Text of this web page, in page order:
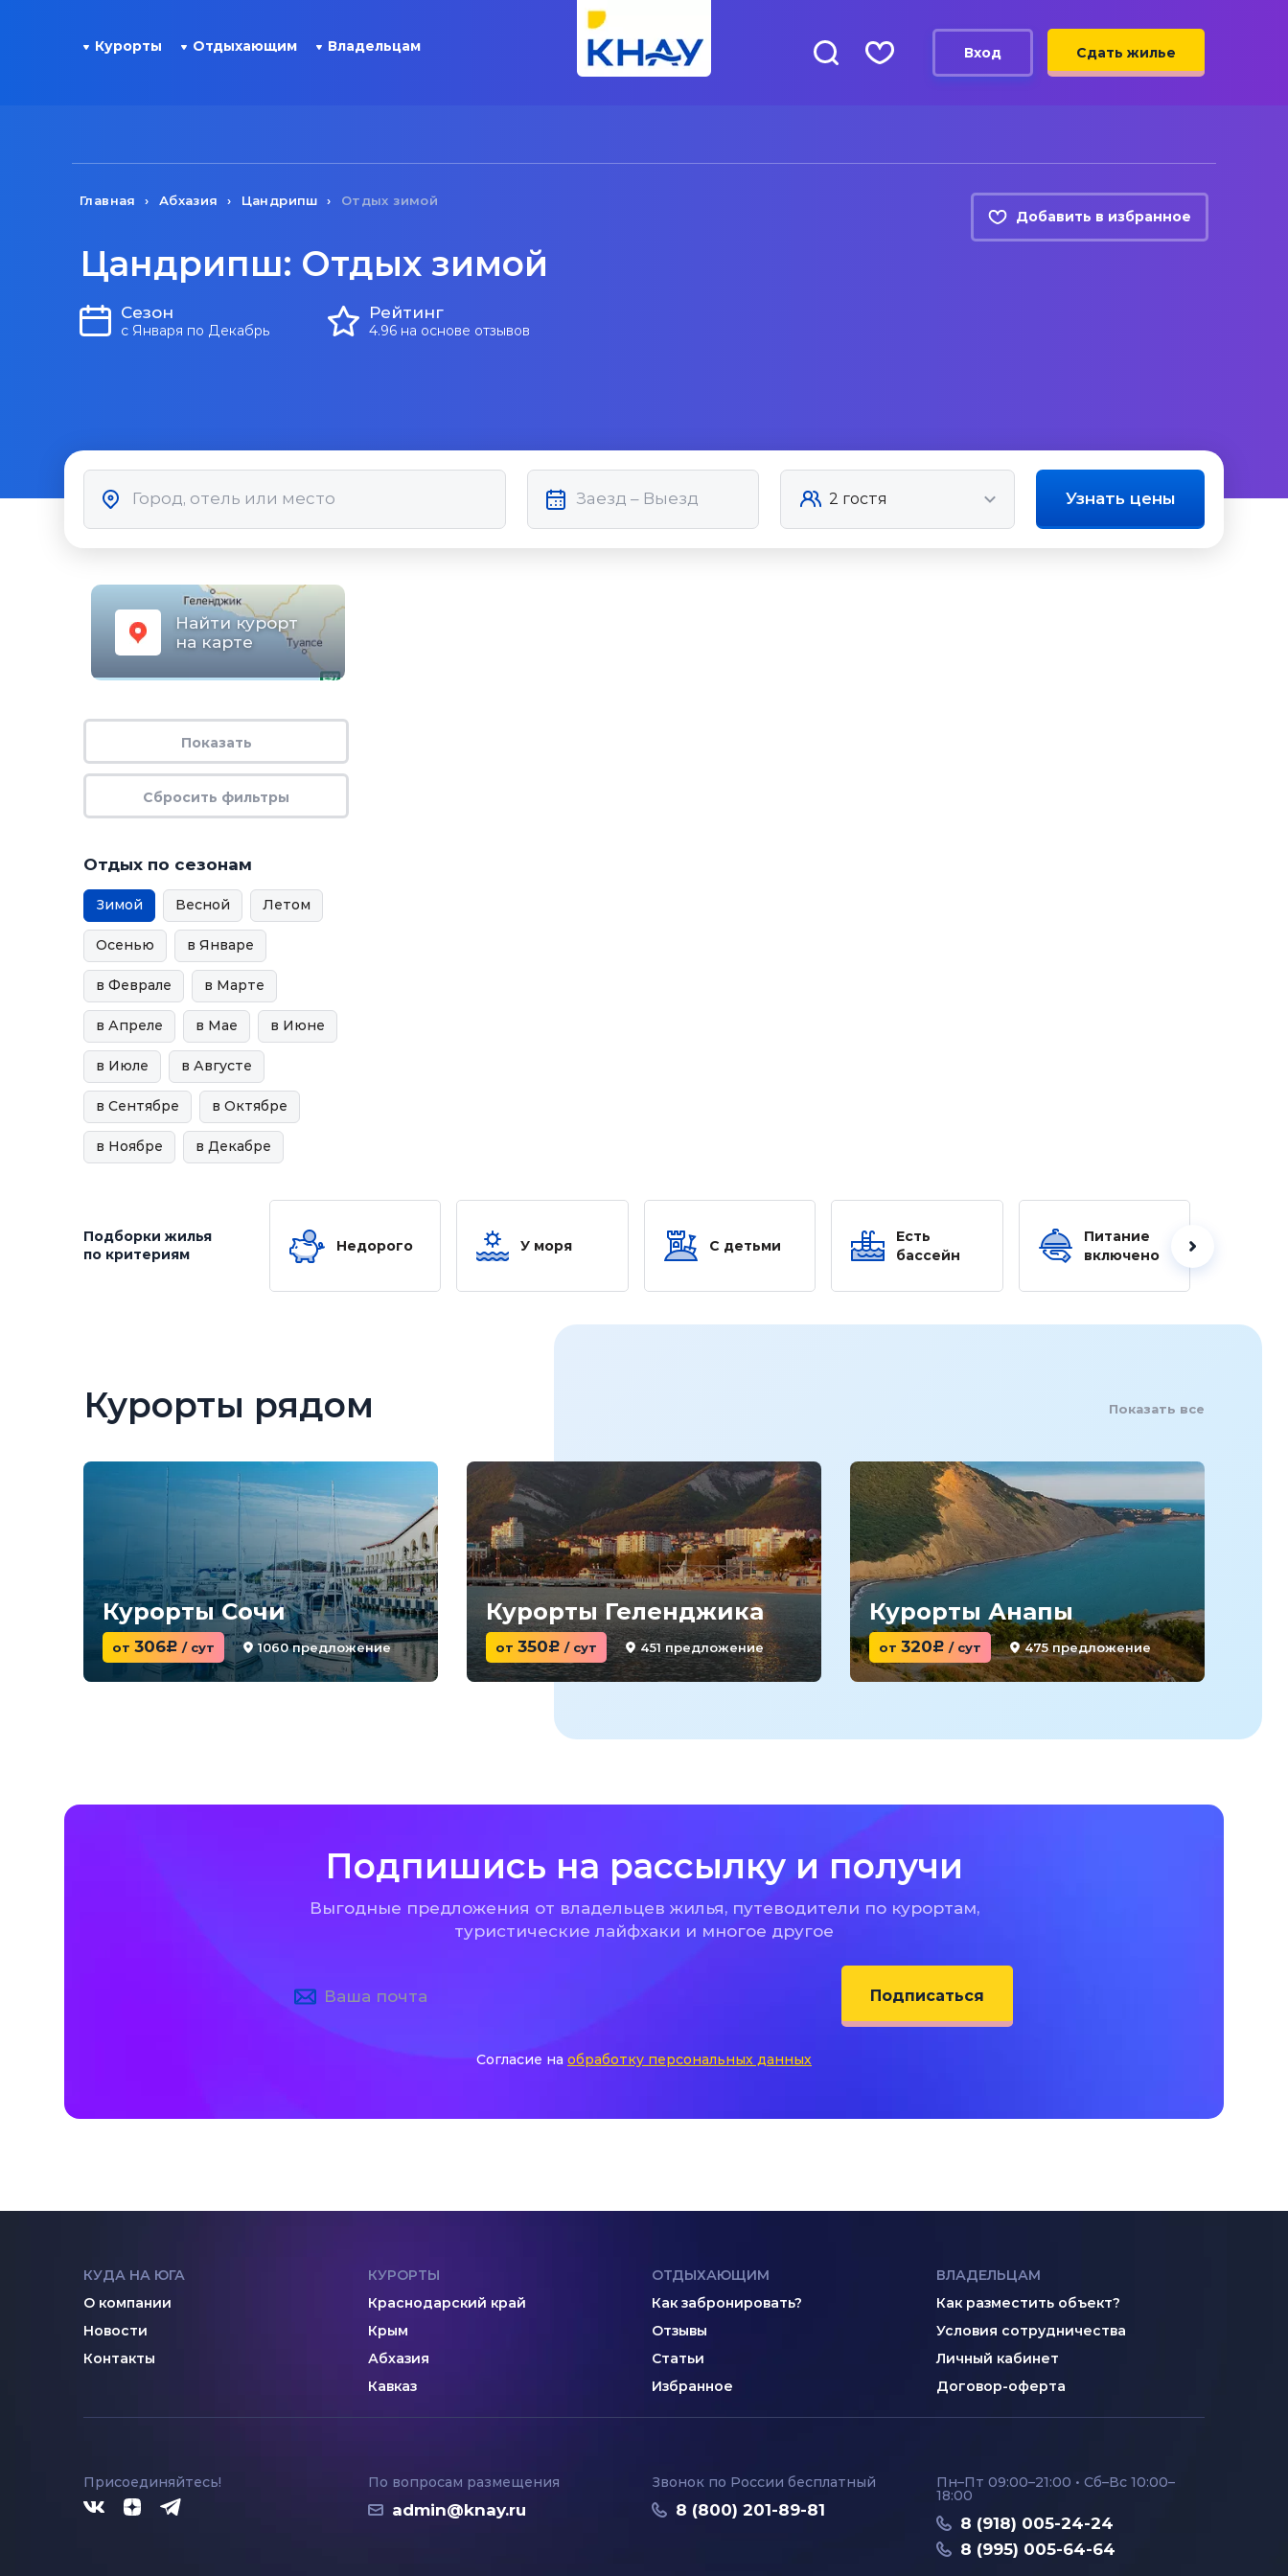
Курорты Отдыхающим Владельцам Вход Сдать жилье
Главная Абхазия Цандрипш Отдых зимой
Добавить в избранное
Цандрипш: Отдых зимой
Сезон
с Января по Декабрь
Рейтинг
4.96 на основе отзывов
Узнать цены
Найти курорт
на карте
Отдых по сезонам
Зимой Весной Летом
Осенью в Январе
в Феврале в Марте
в Апреле в Мае в Июне
в Июле в Августе
в Сентябре в Октябре
в Ноябре в Декабре
Подборки жилья
по критериям
Недорого У моря С детьми
Есть
бассейн
Питание
включено
Курорты рядом
Курорты Сочи
от 306c / сут 1060 предложение
Курорты Геленджика
от 350c / сут 451 предложение
Курорты Анапы
от 320c / сут 475 предложение
Показать все
Подпишись на рассылку и получи
Выгодные предложения от владельцев жилья, путеводители по курортам,
туристические лайфхаки и многое другое
Подписаться
Согласие на обработку персональных данных
КУДА НА ЮГА
О компании
Новости
Контакты
КУРОРТЫ
Краснодарский край
Крым
Абхазия
Кавказ
ОТДЫХАЮЩИМ
Как забронировать?
Отзывы
Статьи
Избранное
ВЛАДЕЛЬЦАМ
Как разместить объект?
Условия сотрудничества
Личный кабинет
Договор-оферта
Присоединяйтесь! По вопросам размещения
admin@knay.ru
Звонок по России бесплатный
8 (800) 201-89-81
Пн–Пт 09:00–21:00 • Сб–Вс 10:00–
18:00
8 (918) 005-24-24
8 (995) 005-64-64